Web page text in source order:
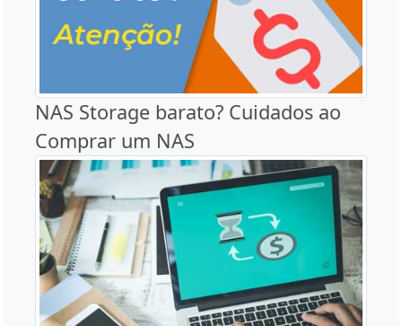
NAS Storage barato? Cuidados ao
Comprar um NAS